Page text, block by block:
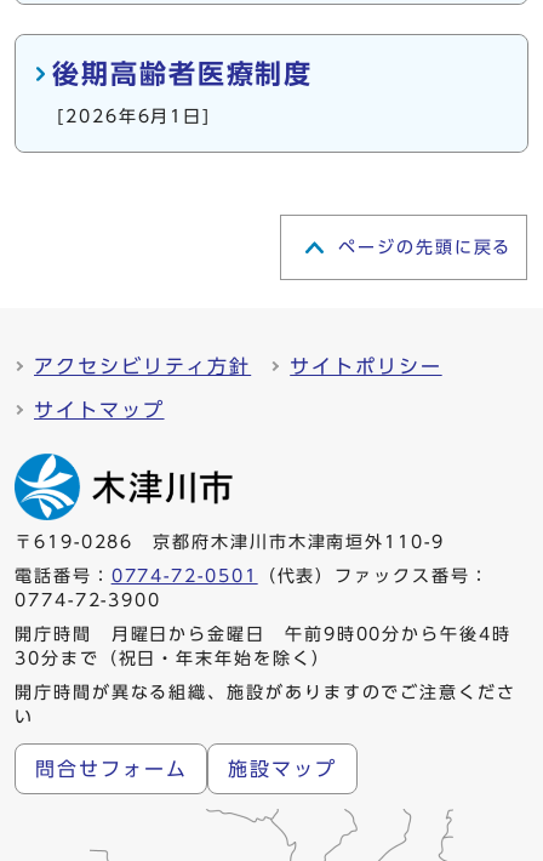
後期高齢者医療制度
[2026年6月1日]
ページの先頭に戻る
アクセシビリティ方針 サイトポリシー
サイトマップ
〒619-0286 京都府木津川市木津南垣外110-9
電話番号： 0774-72-0501
（代表）ファックス番号：
0774-72-3900
開庁時間 月曜日から金曜日 午前9時00分から午後4時
30分まで（祝日・年末年始を除く）
開庁時間が異なる組織、施設がありますのでご注意くださ
い
問合せフォーム 施設マップ